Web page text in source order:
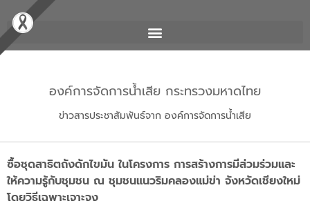
องค์การจัดการน้ำเสีย กระทรวงมหาดไทย
ข่าวสารประชาสัมพันธ์จาก องค์การจัดการน้ำเสีย
ซื้อชุดสาธิตถังดักไขมัน ในโครงการ การสร้างการมีส่วมร่วมและ
ให้ความรู้กับชุมชน ณ ชุมชนแนวริมคลองแม่ข่า จังหวัดเชียงใหม่
โดยวิธีเฉพาะเจาะจง